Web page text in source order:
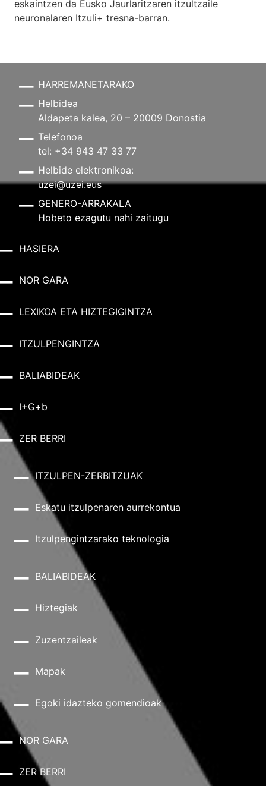
eskaintzen da Eusko Jaurlaritzaren itzultzaile
neuronalaren Itzuli+ tresna-barran.
HARREMANETARAKO
Helbidea
Aldapeta kalea, 20 – 20009 Donostia
Telefonoa
tel: +34 943 47 33 77
Helbide elektronikoa:
uzei@uzei.eus
GENERO-ARRAKALA
Hobeto ezagutu nahi zaitugu
HASIERA
NOR GARA
LEXIKOA ETA HIZTEGIGINTZA
ITZULPENGINTZA
BALIABIDEAK
I+G+b
ZER BERRI
ITZULPEN-ZERBITZUAK
Eskatu itzulpenaren aurrekontua
Itzulpengintzarako teknologia
BALIABIDEAK
Hiztegiak
Zuzentzaileak
Mapak
Egoki idazteko gomendioak
NOR GARA
ZER BERRI